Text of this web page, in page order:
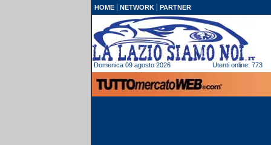
HOME NETWORK PARTNER
Domenica 09 agosto 2026 Utenti online: 773